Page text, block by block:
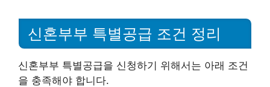
신혼부부 특별공급 조건 정리
신혼부부 특별공급을 신청하기 위해서는 아래 조건
을 충족해야 합니다.